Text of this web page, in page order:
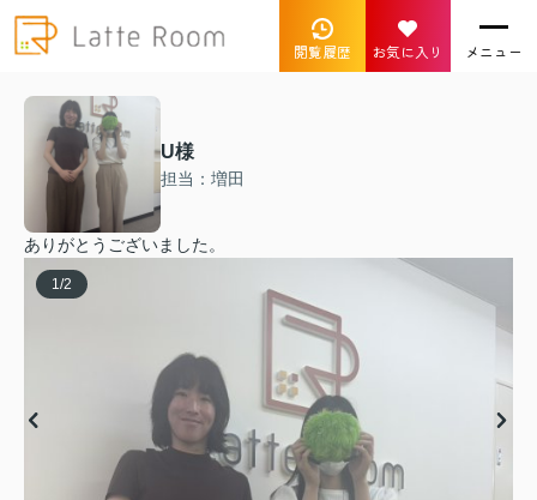
閲覧履歴 お気に入り メニュー
U様
担当：増田
ありがとうございました。
1 /2